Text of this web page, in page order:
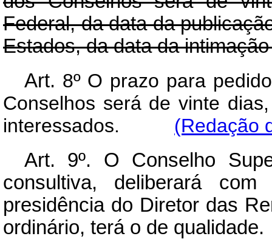
Federal, da data da
Estados, da data da
Art. 8º O prazo para
Conselhos será de vinte
interessados. (Redação
Art. 9º. O Conselho
consultiva, deliberará
presidência do Diretor das
ordinário, terá o de qualidade.